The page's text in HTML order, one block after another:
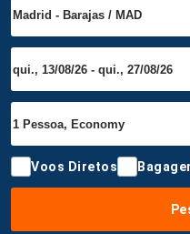
Voos Diretos